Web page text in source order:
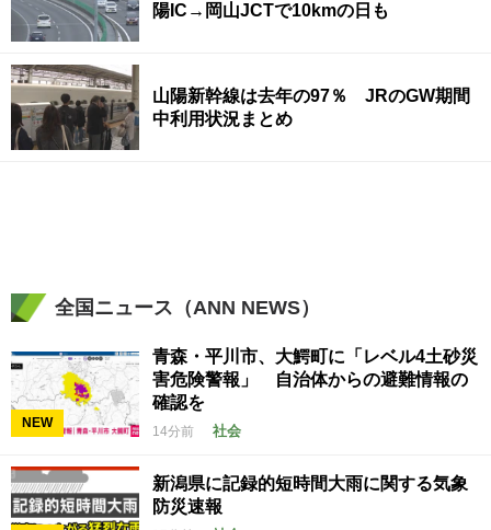
陽IC→岡山JCTで10kmの日も
山陽新幹線は去年の97％ JRのGW期間
中利用状況まとめ
全国ニュース（ANN NEWS）
NEW
青森・平川市、大鰐町に「レベル4土砂災
害危険警報」 自治体からの避難情報の
確認を
14分前 社会
新潟県に記録的短時間大雨に関する気象
防災速報